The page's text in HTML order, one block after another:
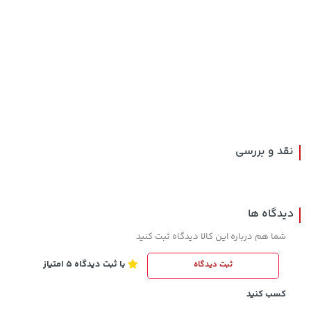
3,820,000
خرید
نقد و بررسی
دیدگاه ها
شما هم درباره این کالا دیدگاه ثبت کنید
ثبت دیدگاه با ثبت دیدگاه 5 امتیاز
کسب کنید